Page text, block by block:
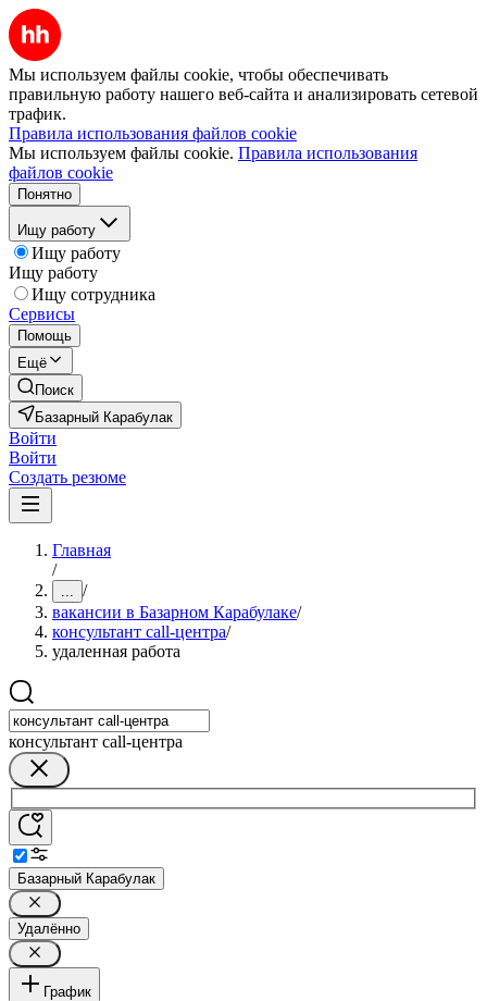
Мы используем файлы cookie, чтобы обеспечивать
правильную работу нашего веб-сайта и анализировать сетевой
трафик.
Правила использования файлов cookie
Мы используем файлы cookie. Правила использования
файлов cookie
Понятно
Ищу работу
Ищу работу
Ищу работу
Ищу сотрудника
Сервисы
Помощь
Ещё
Поиск
Базарный Карабулак
Войти
Войти
Создать резюме
Главная
/
... /
вакансии в Базарном Карабулаке/
консультант call-центра/
удаленная работа
консультант call-центра
Базарный Карабулак
Удалённо
График